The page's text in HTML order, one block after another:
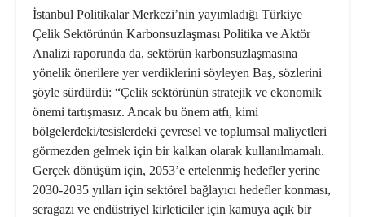
İstanbul Politikalar Merkezi’nin yayımladığı Türkiye
Çelik Sektörünün Karbonsuzlaşması Politika ve Aktör
Analizi raporunda da, sektörün karbonsuzlaşmasına
yönelik önerilere yer verdiklerini söyleyen Baş, sözlerini
şöyle sürdürdü: “Çelik sektörünün stratejik ve ekonomik
önemi tartışmasız. Ancak bu önem atfı, kimi
bölgelerdeki/tesislerdeki çevresel ve toplumsal maliyetleri
görmezden gelmek için bir kalkan olarak kullanılmamalı.
Gerçek dönüşüm için, 2053’e ertelenmiş hedefler yerine
2030-2035 yılları için sektörel bağlayıcı hedefler konması,
seragazı ve endüstriyel kirleticiler için kamuya açık bir